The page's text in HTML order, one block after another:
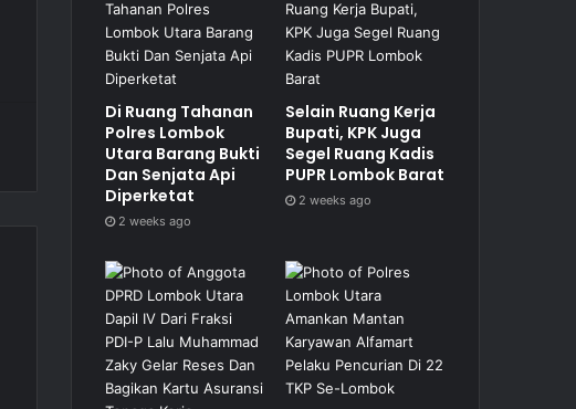
Di Ruang Tahanan
Polres Lombok
Utara Barang Bukti
Dan Senjata Api
Diperketat
2 weeks ago
Selain Ruang Kerja
Bupati, KPK Juga
Segel Ruang Kadis
PUPR Lombok Barat
2 weeks ago